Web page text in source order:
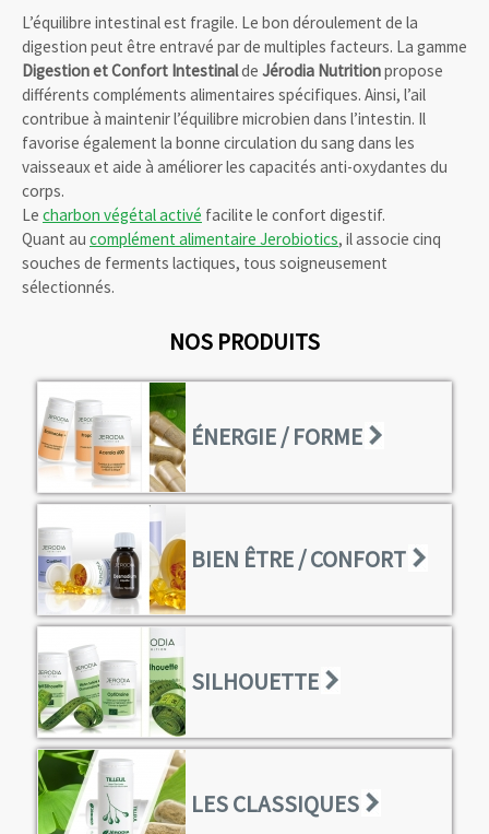
L’équilibre intestinal est fragile. Le bon déroulement de la
digestion peut être entravé par de multiples facteurs. La gamme
Digestion et Confort Intestinalde Jérodia Nutritionpropose
différents compléments alimentaires spécifiques. Ainsi, l’ail
contribue à maintenir l’équilibre microbien dans l’intestin. Il
favorise également la bonne circulation du sang dans les
vaisseaux et aide à améliorer les capacités anti-oxydantes du
corps.
Le charbon végétal activé facilite le confort digestif.
Quant au complément alimentaire Jerobiotics, il associe cinq
souches de ferments lactiques, tous soigneusement
sélectionnés.
NOS PRODUITS
ÉNERGIE / FORME
BIEN ÊTRE / CONFORT
SILHOUETTE
LES CLASSIQUES